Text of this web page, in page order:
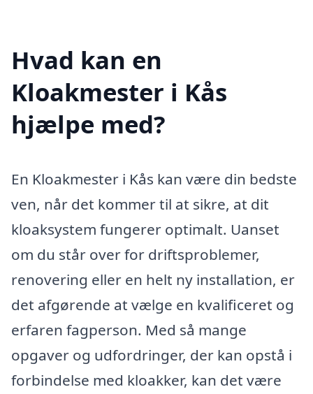
Hvad kan en
Kloakmester i Kås
hjælpe med?
En Kloakmester i Kås kan være din bedste
ven, når det kommer til at sikre, at dit
kloaksystem fungerer optimalt. Uanset
om du står over for driftsproblemer,
renovering eller en helt ny installation, er
det afgørende at vælge en kvalificeret og
erfaren fagperson. Med så mange
opgaver og udfordringer, der kan opstå i
forbindelse med kloakker, kan det være